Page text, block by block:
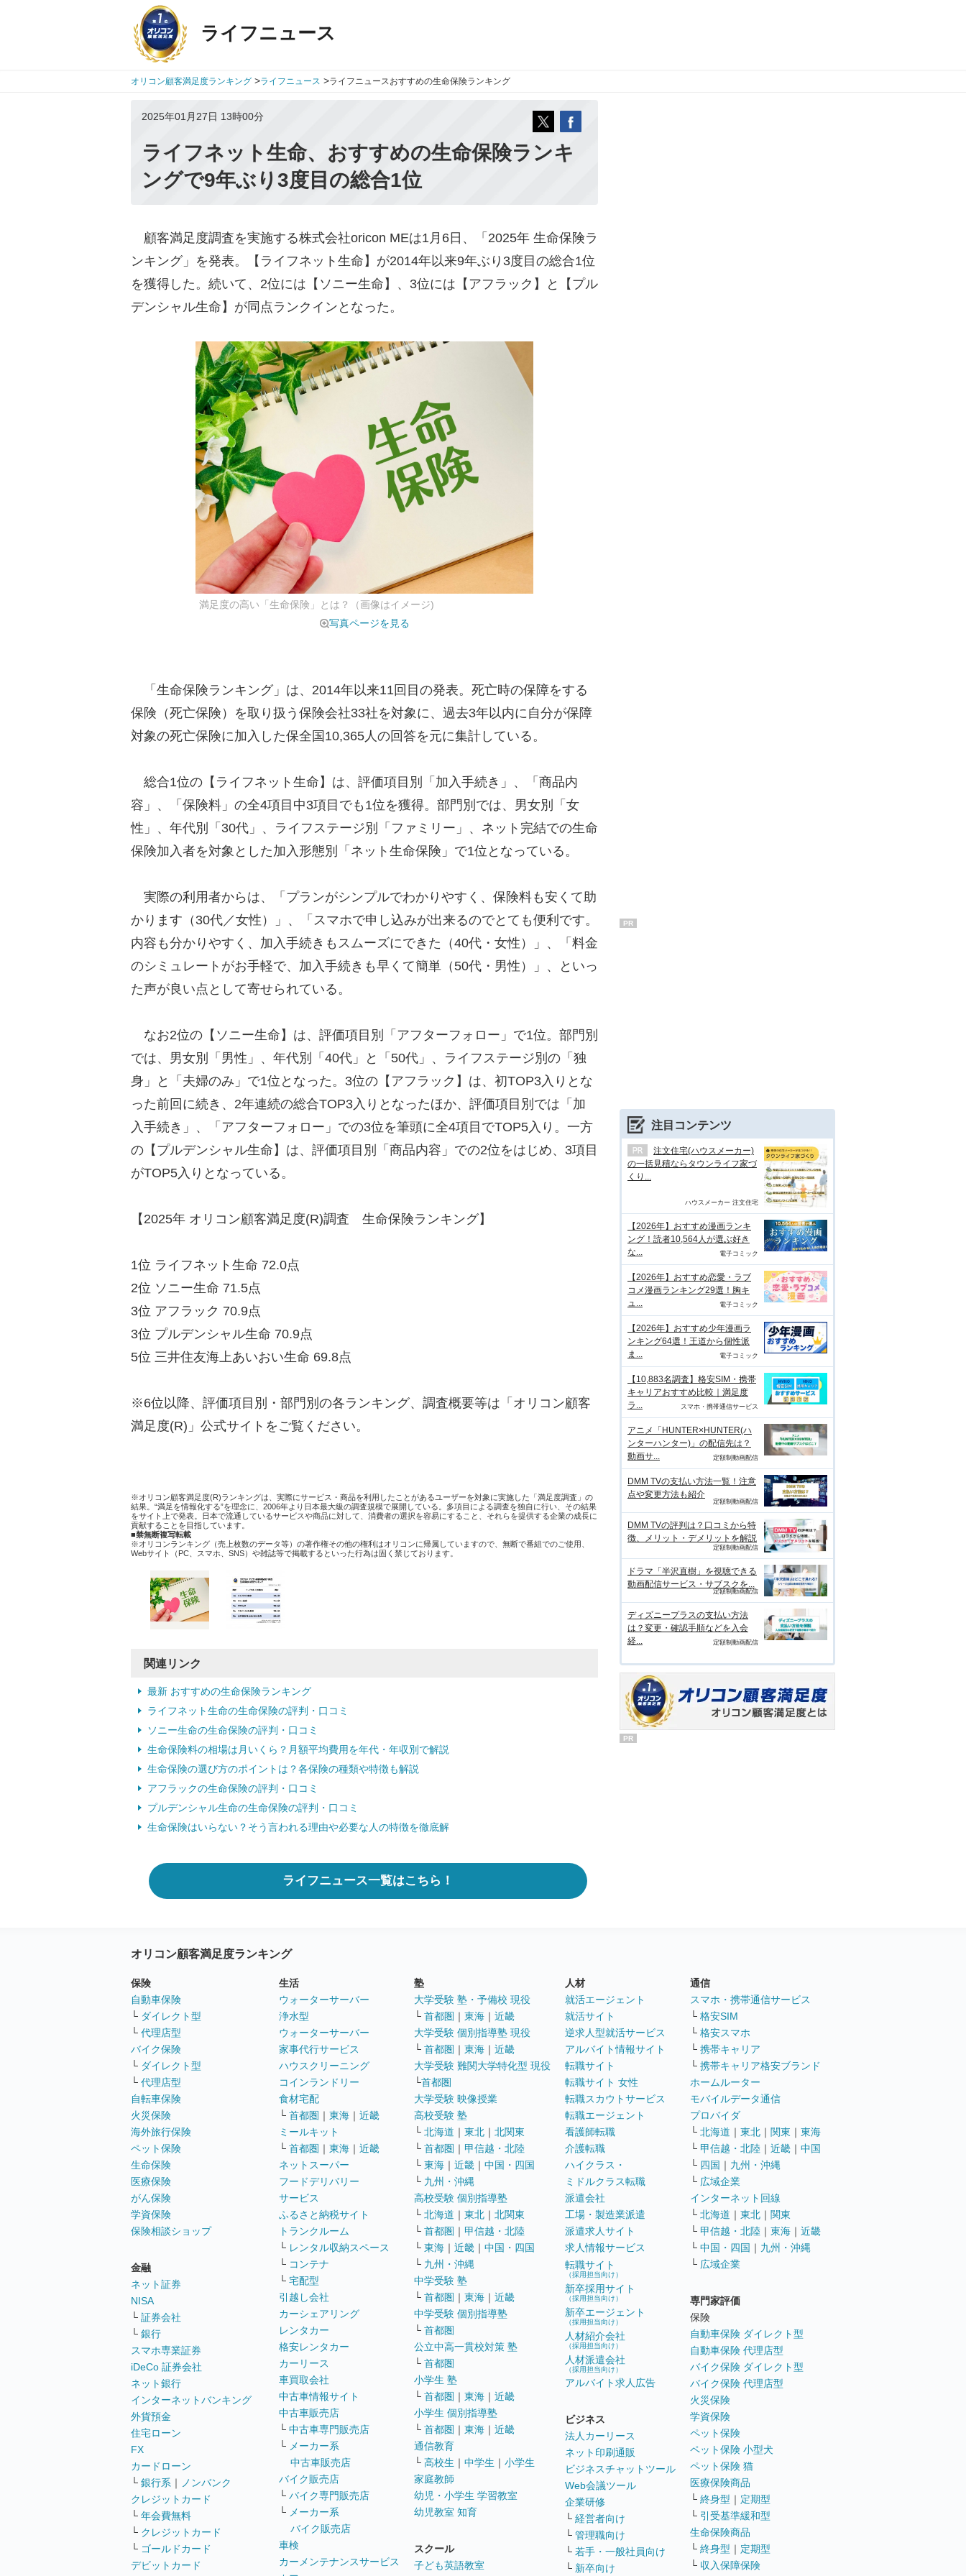
ライフニュース
オリコン顧客満足度ランキング >ライフニュース >ライフニュースおすすめの生命保険ランキング
2025年01月27日 13時00分
ライフネット生命、おすすめの生命保険ランキ
ングで9年ぶり3度目の総合1位
顧客満足度調査を実施する株式会社oricon MEは1月6日、「2025年 生命保険ラ
ンキング」を発表。【ライフネット生命】が2014年以来9年ぶり3度目の総合1位
を獲得した。続いて、2位には【ソニー生命】、3位には【アフラック】と【プル
デンシャル生命】が同点ランクインとなった。
満足度の高い「生命保険」とは？（画像はイメージ)
写真ページを見る
「生命保険ランキング」は、2014年以来11回目の発表。死亡時の保障をする
保険（死亡保険）を取り扱う保険会社33社を対象に、過去3年以内に自分が保障
対象の死亡保険に加入した保全国10,365人の回答を元に集計している。
総合1位の【ライフネット生命】は、評価項目別「加入手続き」、「商品内
容」、「保険料」の全4項目中3項目でも1位を獲得。部門別では、男女別「女
性」、年代別「30代」、ライフステージ別「ファミリー」、ネット完結での生命
保険加入者を対象とした加入形態別「ネット生命保険」で1位となっている。
実際の利用者からは、「プランがシンプルでわかりやすく、保険料も安くて助
かります（30代／女性）」、「スマホで申し込みが出来るのでとても便利です。
内容も分かりやすく、加入手続きもスムーズにできた（40代・女性）」、「料金
のシミュレートがお手軽で、加入手続きも早くて簡単（50代・男性）」、といっ
た声が良い点として寄せられている。
なお2位の【ソニー生命】は、評価項目別「アフターフォロー」で1位。部門別
では、男女別「男性」、年代別「40代」と「50代」、ライフステージ別の「独
身」と「夫婦のみ」で1位となった。3位の【アフラック】は、初TOP3入りとな
った前回に続き、2年連続の総合TOP3入りとなったほか、評価項目別では「加
入手続き」、「アフターフォロー」での3位を筆頭に全4項目でTOP5入り。一方
の【プルデンシャル生命】は、評価項目別「商品内容」での2位をはじめ、3項目
がTOP5入りとなっている。
【2025年 オリコン顧客満足度(R)調査 生命保険ランキング】
1位 ライフネット生命 72.0点
2位 ソニー生命 71.5点
3位 アフラック 70.9点
3位 プルデンシャル生命 70.9点
5位 三井住友海上あいおい生命 69.8点
※6位以降、評価項目別・部門別の各ランキング、調査概要等は「オリコン顧客
満足度(R)」公式サイトをご覧ください。
※オリコン顧客満足度(R)ランキングは、実際にサービス・商品を利用したことがあるユーザーを対象に実施した「満足度調査」の
結果。“満足を情報化する”を理念に、2006年より日本最大級の調査規模で展開している。多項目による調査を独自に行い、その結果
をサイト上で発表。日本で流通しているサービスや商品に対して、消費者の選択を容易にすること、それらを提供する企業の成長に
貢献することを目指しています。
■禁無断複写転載
※オリコンランキング（売上枚数のデータ等）の著作権その他の権利はオリコンに帰属していますので、無断で番組でのご使用、
Webサイト（PC、スマホ、SNS）や雑誌等で掲載するといった行為は固く禁じております。
関連リンク
最新 おすすめの生命保険ランキング
ライフネット生命の生命保険の評判・口コミ
ソニー生命の生命保険の評判・口コミ
生命保険料の相場は月いくら？月額平均費用を年代・年収別で解説
生命保険の選び方のポイントは？各保険の種類や特徴も解説
アフラックの生命保険の評判・口コミ
プルデンシャル生命の生命保険の評判・口コミ
生命保険はいらない？そう言われる理由や必要な人の特徴を徹底解
ライフニュース一覧はこちら！
PR
注目コンテンツ
注文住宅(ハウスメーカー)
の一括見積ならタウンライフ家づ
くり...
ハウスメーカー 注文住宅
【2026年】おすすめ漫画ランキ
ング！読者10,564人が選ぶ好き
な...
電子コミック
【2026年】おすすめ恋愛・ラブ
コメ漫画ランキング29選！胸キ
ュ...
電子コミック
【2026年】おすすめ少年漫画ラ
ンキング64選！王道から個性派
ま...
電子コミック
【10,883名調査】格安SIM・携帯
キャリアおすすめ比較｜満足度
ラ...
スマホ・携帯通信サービス
アニメ「HUNTER×HUNTER(ハ
ンターハンター)」の配信先は？
動画サ...
定額制動画配信
DMM TVの支払い方法一覧！注意
点や変更方法も紹介
定額制動画配信
DMM TVの評判は？口コミから特
徴、メリット・デメリットを解説
定額制動画配信
ドラマ「半沢直樹」を視聴できる
動画配信サービス・サブスクを...
定額制動画配信
ディズニープラスの支払い方法
は？変更・確認手順などを入会
経...
定額制動画配信
PR
オリコン顧客満足度ランキング
保険
自動車保険
└ ダイレクト型
└ 代理店型
バイク保険
└ ダイレクト型
└ 代理店型
自転車保険
火災保険
海外旅行保険
ペット保険
生命保険
医療保険
がん保険
学資保険
保険相談ショップ
金融
ネット証券
NISA
└ 証券会社
└ 銀行
スマホ専業証券
iDeCo 証券会社
ネット銀行
インターネットバンキング
外貨預金
住宅ローン
FX
カードローン
└ 銀行系 ｜
ノンバンク
クレジットカード
└ 年会費無料
└ クレジットカード
└ ゴールドカード
デビットカード
生活
ウォーターサーバー
浄水型
ウォーターサーバー
家事代行サービス
ハウスクリーニング
コインランドリー
食材宅配
└ 首都圏 ｜ 東海 ｜ 近畿
ミールキット
└ 首都圏 ｜ 東海 ｜ 近畿
ネットスーパー
フードデリバリー
サービス
ふるさと納税サイト
トランクルーム
└ レンタル収納スペース
└ コンテナ
└ 宅配型
引越し会社
カーシェアリング
レンタカー
格安レンタカー
カーリース
車買取会社
中古車情報サイト
中古車販売店
└ 中古車専門販売店
└ メーカー系
中古車販売店
バイク販売店
└ バイク専門販売店
└ メーカー系
バイク販売店
車検
カーメンテナンスサービス
塾
大学受験 塾・予備校 現役
└ 首都圏 ｜ 東海 ｜ 近畿
大学受験 個別指導塾 現役
└ 首都圏 ｜ 東海 ｜ 近畿
大学受験 難関大学特化型 現役
└首都圏
大学受験 映像授業
高校受験 塾
└ 北海道 ｜ 東北 ｜ 北関東
└ 首都圏 ｜ 甲信越・北陸
└ 東海 ｜ 近畿 ｜ 中国・四国
└ 九州・沖縄
高校受験 個別指導塾
└ 北海道 ｜ 東北 ｜ 北関東
└ 首都圏 ｜ 甲信越・北陸
└ 東海 ｜ 近畿 ｜ 中国・四国
└ 九州・沖縄
中学受験 塾
└ 首都圏 ｜ 東海 ｜ 近畿
中学受験 個別指導塾
└ 首都圏
公立中高一貫校対策 塾
└ 首都圏
小学生 塾
└ 首都圏 ｜ 東海 ｜ 近畿
小学生 個別指導塾
└ 首都圏 ｜ 東海 ｜ 近畿
通信教育
└ 高校生 ｜ 中学生 ｜ 小学生
家庭教師
幼児・小学生 学習教室
幼児教室 知育
スクール
子ども英語教室
人材
就活エージェント
就活サイト
逆求人型就活サービス
アルバイト情報サイト
転職サイト
転職サイト 女性
転職スカウトサービス
転職エージェント
看護師転職
介護転職
ハイクラス・
ミドルクラス転職
派遣会社
工場・製造業派遣
派遣求人サイト
求人情報サービス
転職サイト
（採用担当向け）
新卒採用サイト
（採用担当向け）
新卒エージェント
（採用担当向け）
人材紹介会社
（採用担当向け）
人材派遣会社
（採用担当向け）
アルバイト求人広告
ビジネス
法人カーリース
ネット印刷通販
ビジネスチャットツール
Web会議ツール
企業研修
└ 経営者向け
└ 管理職向け
└ 若手・一般社員向け
└ 新卒向け
通信
スマホ・携帯通信サービス
└ 格安SIM
└ 格安スマホ
└ 携帯キャリア
└ 携帯キャリア格安ブランド
ホームルーター
モバイルデータ通信
プロバイダ
└ 北海道 ｜ 東北 ｜ 関東 ｜ 東海
└ 甲信越・北陸 ｜ 近畿 ｜ 中国
└ 四国 ｜ 九州・沖縄
└ 広域企業
インターネット回線
└ 北海道 ｜ 東北 ｜ 関東
└ 甲信越・北陸 ｜ 東海 ｜ 近畿
└ 中国・四国 ｜ 九州・沖縄
└ 広域企業
専門家評価
保険
自動車保険 ダイレクト型
自動車保険 代理店型
バイク保険 ダイレクト型
バイク保険 代理店型
火災保険
学資保険
ペット保険
ペット保険 小型犬
ペット保険 猫
医療保険商品
└ 終身型 ｜ 定期型
└ 引受基準緩和型
生命保険商品
└ 終身型 ｜ 定期型
└ 収入保障保険